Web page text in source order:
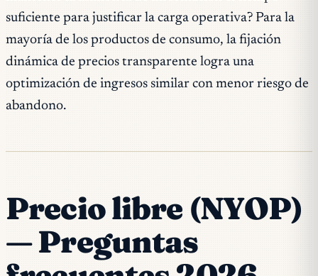
suficiente para justificar la carga operativa? Para la
mayoría de los productos de consumo, la fijación
dinámica de precios transparente logra una
optimización de ingresos similar con menor riesgo de
abandono.
Precio libre (NYOP)
— Preguntas